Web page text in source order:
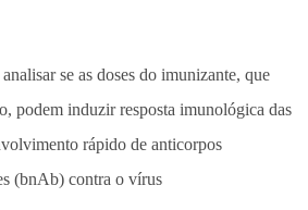
se as doses do imunizante, que
podem induzir resposta imunológica das
rápido de anticorpos
(bnAb) contra o vírus